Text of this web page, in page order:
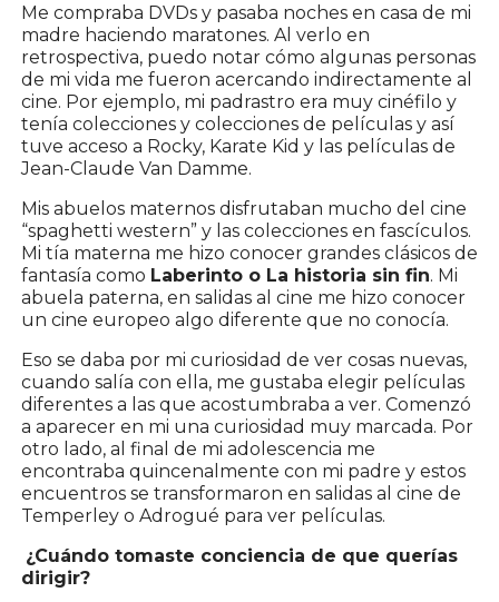
Me compraba DVDs y pasaba noches en casa de mi
madre haciendo maratones. Al verlo en
retrospectiva, puedo notar cómo algunas personas
de mi vida me fueron acercando indirectamente al
cine. Por ejemplo, mi padrastro era muy cinéfilo y
tenía colecciones y colecciones de películas y así
tuve acceso a Rocky, Karate Kid y las películas de
Jean-Claude Van Damme.
Mis abuelos maternos disfrutaban mucho del cine
“spaghetti western” y las colecciones en fascículos.
Mi tía materna me hizo conocer grandes clásicos de
fantasía como Laberinto o La historia sin fin. Mi
abuela paterna, en salidas al cine me hizo conocer
un cine europeo algo diferente que no conocía.
Eso se daba por mi curiosidad de ver cosas nuevas,
cuando salía con ella, me gustaba elegir películas
diferentes a las que acostumbraba a ver. Comenzó
a aparecer en mi una curiosidad muy marcada. Por
otro lado, al final de mi adolescencia me
encontraba quincenalmente con mi padre y estos
encuentros se transformaron en salidas al cine de
Temperley o Adrogué para ver películas.
¿Cuándo tomaste conciencia de que querías
dirigir?